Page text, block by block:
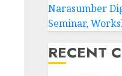
Narasumber
Seminar,
RECENT